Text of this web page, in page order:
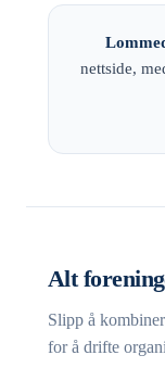
nettside,
Alt
Slipp å
for å drifte